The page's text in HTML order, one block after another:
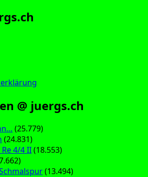
@ juergs.ch
(25.779)
(24.831)
Re 4/4 II(18.553)
(13.494)